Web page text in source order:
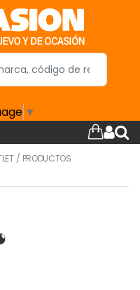
▼
/ PRODUCTOS